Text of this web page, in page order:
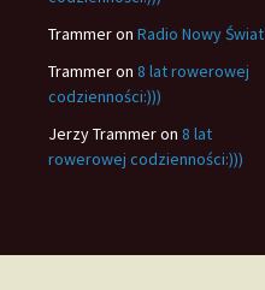
Trammeron Radio Nowy Świat
Trammeron 8 lat rowerowej
codzienności:)))
Jerzy Trammeron 8 lat
rowerowej codzienności:)))